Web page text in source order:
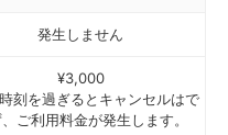
発生しません
¥3,000
刻を過ぎるとキャンセルはで
ご利用料金が発生します。